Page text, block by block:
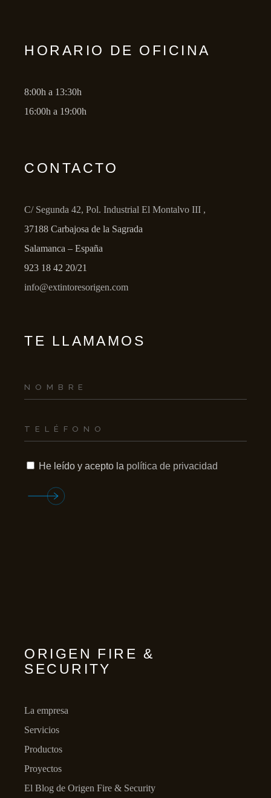
HORARIO DE OFICINA
8:00h a 13:30h
16:00h a 19:00h
CONTACTO
C/ Segunda 42, Pol. Industrial El Montalvo III ,
37188 Carbajosa de la Sagrada
Salamanca – España
923 18 42 20/21
info@extintoresorigen.com
TE LLAMAMOS
He leído y acepto la política de privacidad
ORIGEN FIRE &
SECURITY
La empresa
Servicios
Productos
Proyectos
El Blog de Origen Fire & Security